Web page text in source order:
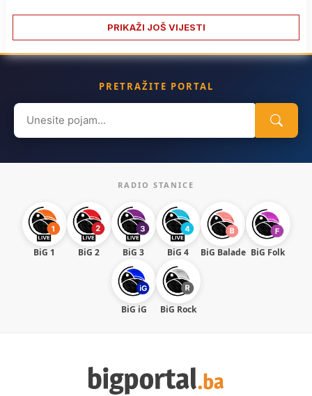
PRIKAŽI JOŠ VIJESTI
PRETRAŽITE PORTAL
Search
for:
RADIO STANICE
BiG 1 BiG 2 BiG 3 BiG 4 BiG Balade BiG Folk
BiG iG BiG Rock